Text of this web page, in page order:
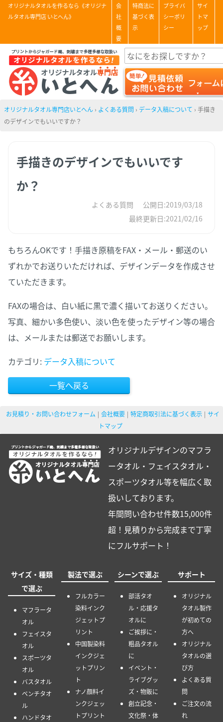
オリジナルタオルを作るなら《オリジナ
ルタオル専門店 いとへん》
会
社
概
要
特商法に
基づく表
示
プライバ
シーポリ
シー
サイ
トマ
ップ
オリジナルタオル専門店いとへん › よくある質問 › データ入稿について › 手描き
のデザインでもいいですか？
手描きのデザインでもいいです
か？
よくある質問
公開日:2019/03/18
最終更新日:2021/02/16
もちろんOKです！手描き原稿をFAX・メール・郵送のい
ずれかでお送りいただければ、デザインデータを作成させ
ていただきます。
FAXの場合は、白い紙に黒で濃く描いてお送りください。
写真、細かい多色使い、淡い色を使ったデザイン等の場合
は、メールまたは郵送でお願いします。
カテゴリ: データ入稿について
一覧へ戻る
お見積り・お問い合わせフォーム 会社概要 特定商取引法に基づく表示
サイ
トマップ
オリジナルデザインのマフラ
ータオル・フェイスタオル・
スポーツタオル等を幅広く取
扱いしております。
年間問い合わせ件数15,000件
超！見積りから完成まで丁寧
にフルサポート！
サイズ・種類
で選ぶ
マフラータ
オル
フェイスタ
オル
スポーツタ
オル
バスタオル
ベンチタオ
ル
ハンドタオ
製法で選ぶ
フルカラー
染料インク
ジェットプ
リント
中国製染料
インクジェ
ットプリン
ト
ナノ顔料イ
ンクジェッ
トプリント
シーンで選ぶ
部活タオ
ル・応援タ
オルに
ご挨拶に・
粗品タオル
に
イベント・
ライブグッ
ズ・物販に
創立記念・
文化祭・体
サポート
オリジナル
タオル製作
が初めての
方へ
オリジナル
タオルの選
び方
よくある質
問
ご注文の流
れ